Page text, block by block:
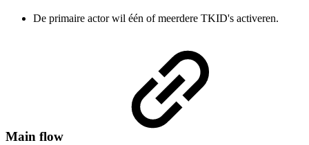
De primaire actor wil één of meerdere TKID's activeren.
Main flow